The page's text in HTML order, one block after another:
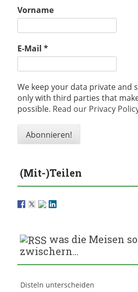
Vorname
E-Mail *
We keep your data private and
only with third parties that
possible. Read our Privacy
(Mit-)Teilen
was die Meisen so
zwischern…
Disteln unterscheiden